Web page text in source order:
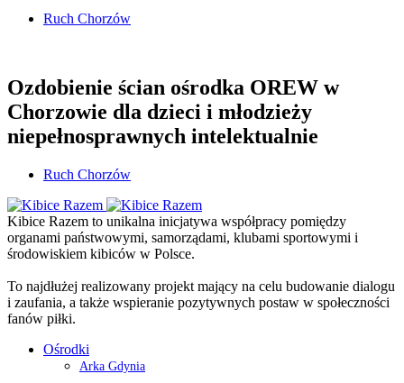
Ruch Chorzów
Ozdobienie ścian ośrodka OREW w
Chorzowie dla dzieci i młodzieży
niepełnosprawnych intelektualnie
Ruch Chorzów
Kibice Razem to unikalna inicjatywa współpracy pomiędzy
organami państwowymi, samorządami, klubami sportowymi i
środowiskiem kibiców w Polsce.
To najdłużej realizowany projekt mający na celu budowanie dialogu
i zaufania, a także wspieranie pozytywnych postaw w społeczności
fanów piłki.
Ośrodki
Arka Gdynia